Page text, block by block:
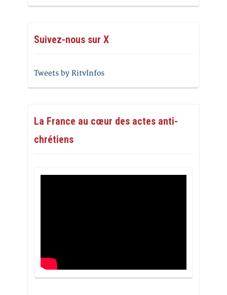
Suivez-nous sur X
Tweets by RitvInfos
La France au cœur des actes anti-
chrétiens